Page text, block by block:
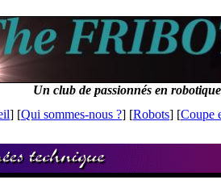
Un club de passionnés en
] [Qui sommes-nous ?] [Robots] [Coupe